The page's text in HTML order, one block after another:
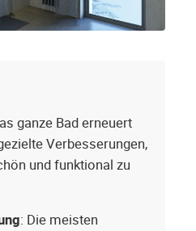
ganze Bad erneuert
Verbesserungen,
und funktional zu
: Die meisten